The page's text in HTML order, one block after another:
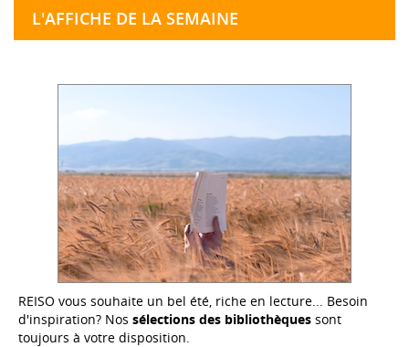
L'AFFICHE DE LA SEMAINE
REISO vous souhaite un bel été, riche en lecture... Besoin
d'inspiration? Nos sélections des bibliothèques sont
toujours à votre disposition.